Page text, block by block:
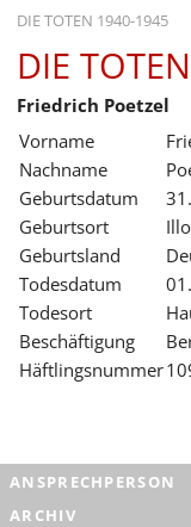
DIE TOTEN 1940-1945
STARTSEITE
AKTUELLES
GESCHICHTE
BILDUNG
FORSCHUNG
SERVICE
DIE
Friedrich Poetzel
Vorname
Nachname
Geburtsdatum
Geburtsort
Geburtsland
Todesdatum
Todesort
Beschäftigung
Häftlingsnummer
ANSPRECHPERSON
ARCHIV